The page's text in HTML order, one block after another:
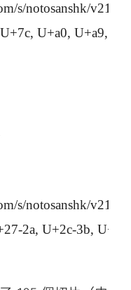
s/
U+7c, U+a0,
s/
2a, U+2c-3b,